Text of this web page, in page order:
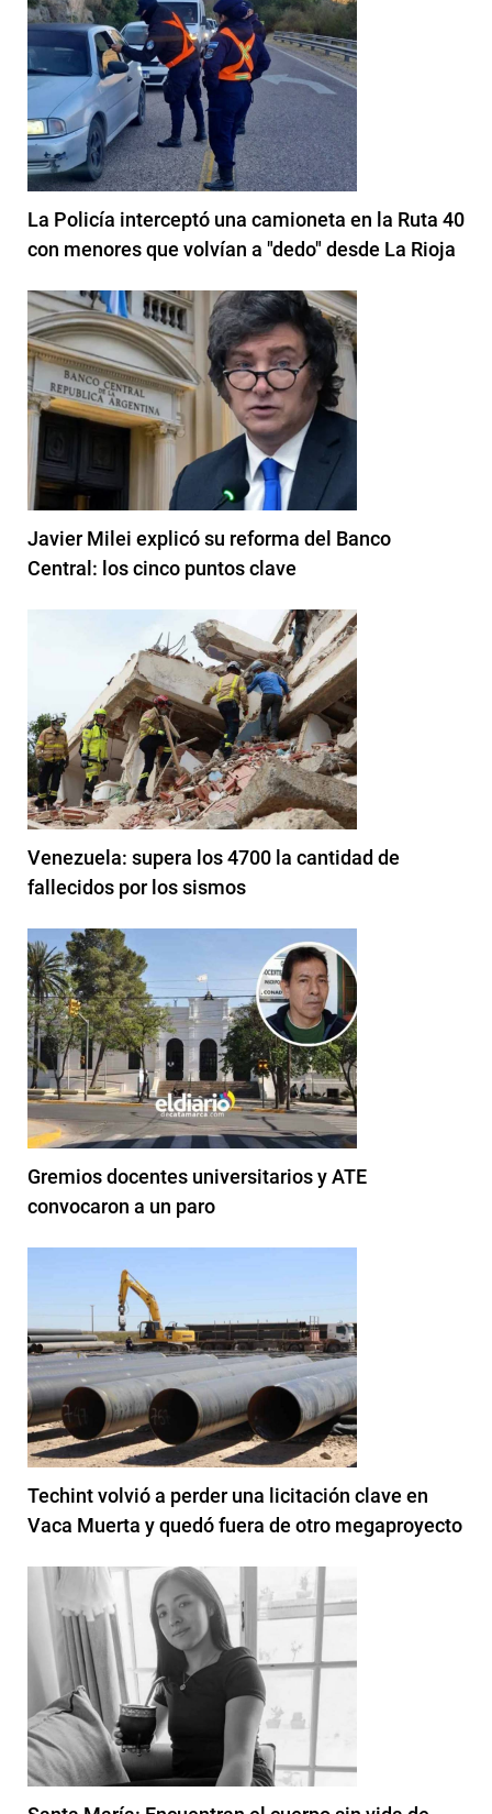
La Policía interceptó una camioneta en la Ruta 40
con menores que volvían a "dedo" desde La Rioja
Javier Milei explicó su reforma del Banco
Central: los cinco puntos clave
Venezuela: supera los 4700 la cantidad de
fallecidos por los sismos
Gremios docentes universitarios y ATE
convocaron a un paro
Techint volvió a perder una licitación clave en
Vaca Muerta y quedó fuera de otro megaproyecto